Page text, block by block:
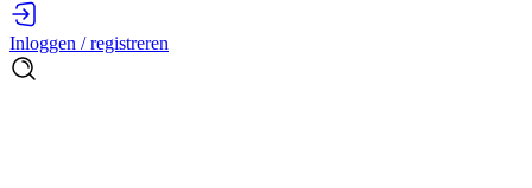
Inloggen / registreren